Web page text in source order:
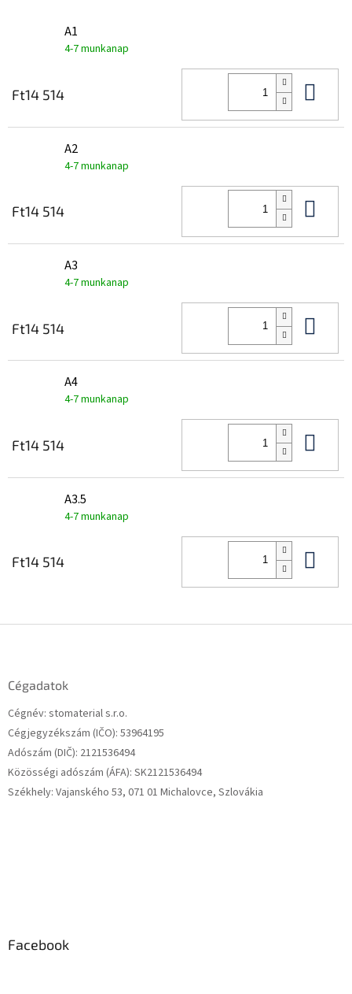
A1
4-7 munkanap
Ft14 514
A2
4-7 munkanap
Ft14 514
A3
4-7 munkanap
Ft14 514
A4
4-7 munkanap
Ft14 514
A3.5
4-7 munkanap
Ft14 514
Cégadatok
Cégnév: stomaterial s.r.o.
Cégjegyzékszám (IČO): 53964195
Adószám (DIČ): 2121536494
Közösségi adószám (ÁFA): SK2121536494
Székhely: Vajanského 53, 071 01 Michalovce, Szlovákia
Facebook